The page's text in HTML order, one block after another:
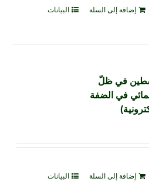
إضافة إلى السلة البيانات
في ظلّ
في الضفة
إضافة إلى السلة البيانات